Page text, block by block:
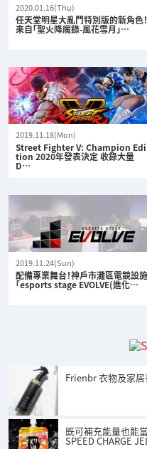
2020.01.16(Thu)
任天堂明星大亂鬥特別版的新角色！
來自「聖火降魔錄-風花雪月」…
2019.11.18(Mon)
Street Fighter V: Champion Edi
tion 2020年發表決定 收錄大量
D…
2019.11.24(Sun)
配備專業舞台！神戶市灘區電競設施
「esports stage EVOLVE(進化…
Frienbr 衣物及家
既可補充能量也能
SPEED CHARGE